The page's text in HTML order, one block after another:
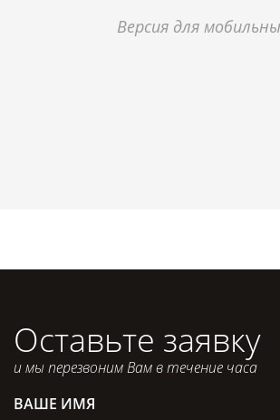
Версия для
Оставьте заявку
и мы перезвоним Вам в течение часа
ВАШЕ ИМЯ